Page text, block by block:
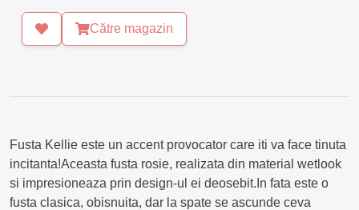
Către magazin
Fusta Kellie este un accent provocator care iti va face tinuta
incitanta!Aceasta fusta rosie, realizata din material wetlook
si impresioneaza prin design-ul ei deosebit.In fata este o
fusta clasica, obisnuita, dar la spate se ascunde ceva